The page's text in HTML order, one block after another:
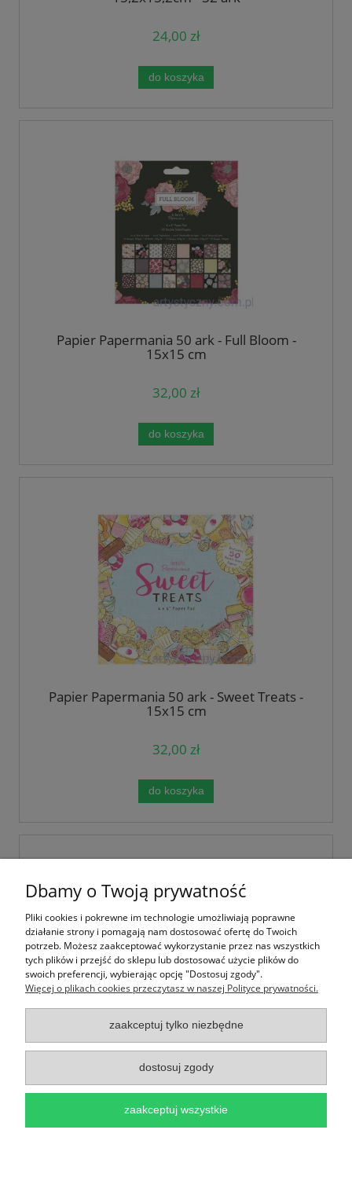
24,00 zł
do koszyka
Papier Papermania 50 ark - Full Bloom -
15x15 cm
32,00 zł
do koszyka
Papier Papermania 50 ark - Sweet Treats -
15x15 cm
32,00 zł
do koszyka
Papier Papermania Cherry Blossom -
15x15cm - 36 ark
32,00 zł
Dbamy o Twoją prywatność
Pliki cookies i pokrewne im technologie umożliwiają poprawne
działanie strony i pomagają nam dostosować ofertę do Twoich
potrzeb. Możesz zaakceptować wykorzystanie przez nas wszystkich
tych plików i przejść do sklepu lub dostosować użycie plików do
swoich preferencji, wybierając opcję "Dostosuj zgody".
Więcej o plikach cookies przeczytasz w naszej Polityce prywatności.
zaakceptuj tylko niezbędne
dostosuj zgody
zaakceptuj wszystkie